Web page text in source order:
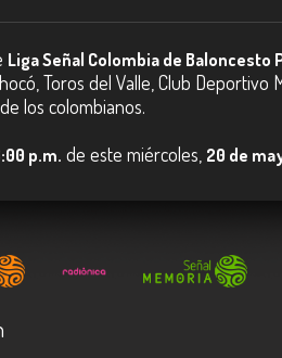
Liga Señal Colombia de Baloncesto
Toros del Valle, Club Deportivo
los colombianos.
p.m. de este miércoles, 20 de